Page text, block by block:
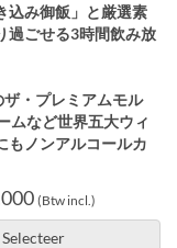
込み御飯」と厳選素
過ごせる3時間飲み放
・プレミアムモル
ムなど世界五大ウィ
もノンアルコールカ
(Btw incl.)
Selecteer